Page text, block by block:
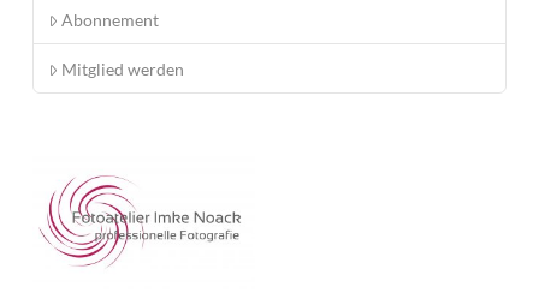
Abonnement
Mitglied werden